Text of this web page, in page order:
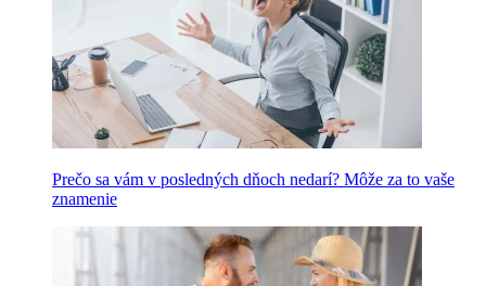
Prečo sa vám v posledných dňoch nedarí? Môže za to vaše
znamenie